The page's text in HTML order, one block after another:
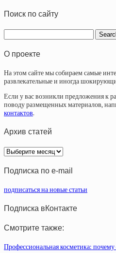
Поиск по сайту
О проекте
На этом сайте мы собираем самые
развлекательные и иногда
Если у вас возникли предложения к
поводу размещенных материалов,
контактов.
Архив статей
Архив
статей
Подписка по e-mail
подписаться на новые статьи
Подписка вКонтакте
Смотрите также:
Профессиональная косметика: почему